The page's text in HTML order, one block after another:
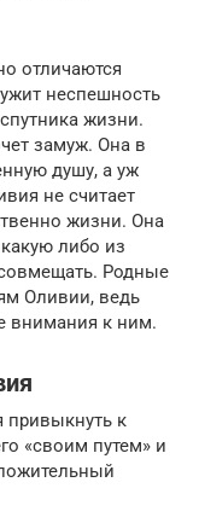
отличаются
неспешность
жизни.
замуж. Она в
душу, а уж
не считает
жизни. Она
либо из
Родные
Оливии, ведь
внимания к ним.
привыкнуть к
«своим путем» и